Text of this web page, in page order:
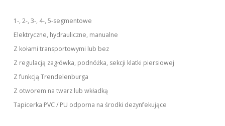
1-, 2-, 3-, 4-, 5-segmentowe
Elektryczne, hydrauliczne, manualne
Z kołami transportowymi lub bez
Z regulacją zagłówka, podnóżka, sekcji klatki piersiowej
Z funkcją Trendelenburga
Z otworem na twarz lub wkładką
Tapicerka PVC / PU odporna na środki dezynfekujące